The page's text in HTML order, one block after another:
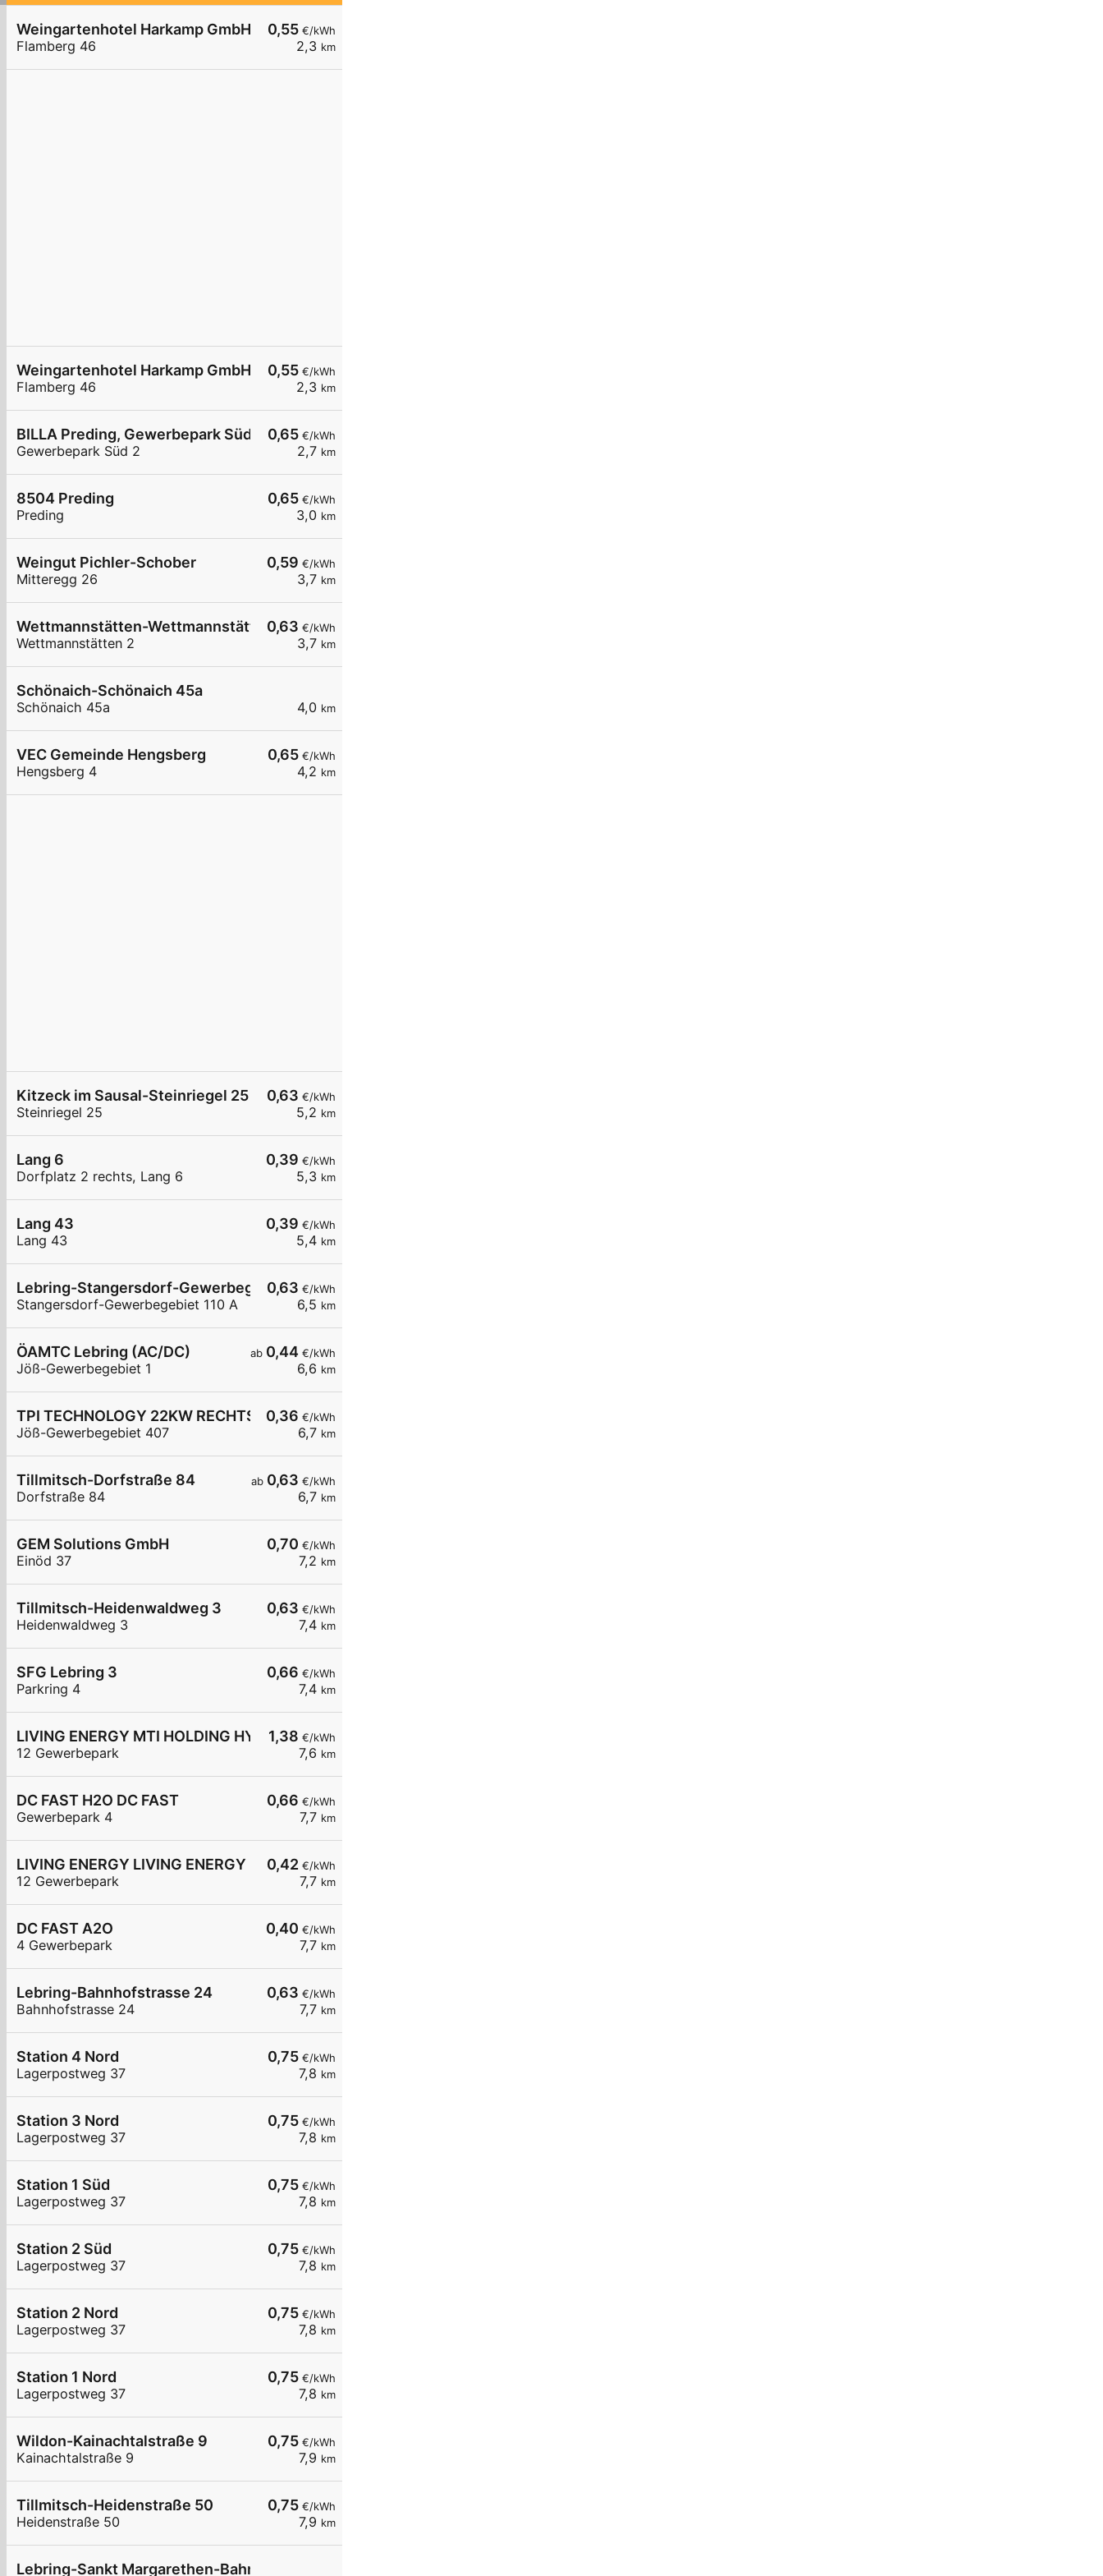
0,55€/kWh
2,3 km
Weingartenhotel Harkamp GmbH WB2
Flamberg 46
0,55€/kWh
2,3 km
Weingartenhotel Harkamp GmbH WB1
Flamberg 46
0,65€/kWh
2,7 km
BILLA Preding, Gewerbepark Süd
Gewerbepark Süd 2
0,65€/kWh
3,0 km
8504 Preding
Preding
0,59 €/kWh
3,7 km
Weingut Pichler-Schober
Mitteregg 26
0,63 €/kWh
3,7 km
Wettmannstätten-Wettmannstätten 2
Wettmannstätten 2
4,0 km
Schönaich-Schönaich 45a
Schönaich 45a
0,65€/kWh
4,2 km
VEC Gemeinde Hengsberg
Hengsberg 4
0,63 €/kWh
5,2 km
Kitzeck im Sausal-Steinriegel 25
Steinriegel 25
0,39 €/kWh
5,3 km
Lang 6
Dorfplatz 2 rechts, Lang 6
0,39 €/kWh
5,4 km
Lang 43
Lang 43
0,63 €/kWh
6,5 km
Lebring-Stangersdorf-Gewerbegebiet 110 A
Stangersdorf-Gewerbegebiet 110 A
ab 0,44€/kWh
6,6 km
ÖAMTC Lebring (AC/DC)
Jöß-Gewerbegebiet 1
0,36 €/kWh
6,7 km
TPI TECHNOLOGY 22KW RECHTS
Jöß-Gewerbegebiet 407
ab 0,63 €/kWh
6,7 km
Tillmitsch-Dorfstraße 84
Dorfstraße 84
0,70 €/kWh
7,2 km
GEM Solutions GmbH
Einöd 37
0,63 €/kWh
7,4 km
Tillmitsch-Heidenwaldweg 3
Heidenwaldweg 3
0,66 €/kWh
7,4 km
SFG Lebring 3
Parkring 4
1,38 €/kWh
7,6 km
LIVING ENERGY MTI HOLDING HYC
12 Gewerbepark
0,66 €/kWh
7,7 km
DC FAST H2O DC FAST
Gewerbepark 4
0,42€/kWh
7,7 km
LIVING ENERGY LIVING ENERGY L
12 Gewerbepark
0,40 €/kWh
7,7 km
DC FAST A2O
4 Gewerbepark
0,63 €/kWh
7,7 km
Lebring-Bahnhofstrasse 24
Bahnhofstrasse 24
0,75€/kWh
7,8 km
Station 4 Nord
Lagerpostweg 37
0,75€/kWh
7,8 km
Station 3 Nord
Lagerpostweg 37
0,75€/kWh
7,8 km
Station 1 Süd
Lagerpostweg 37
0,75€/kWh
7,8 km
Station 2 Süd
Lagerpostweg 37
0,75€/kWh
7,8 km
Station 2 Nord
Lagerpostweg 37
0,75€/kWh
7,8 km
Station 1 Nord
Lagerpostweg 37
0,75€/kWh
7,9 km
Wildon-Kainachtalstraße 9
Kainachtalstraße 9
0,75€/kWh
7,9 km
Tillmitsch-Heidenstraße 50
Heidenstraße 50
Lebring-Sankt Margarethen-Bahnhofstraße 25